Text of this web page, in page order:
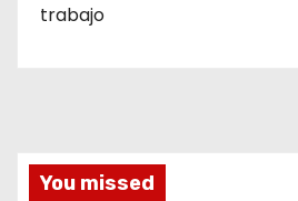
trabajo
You missed